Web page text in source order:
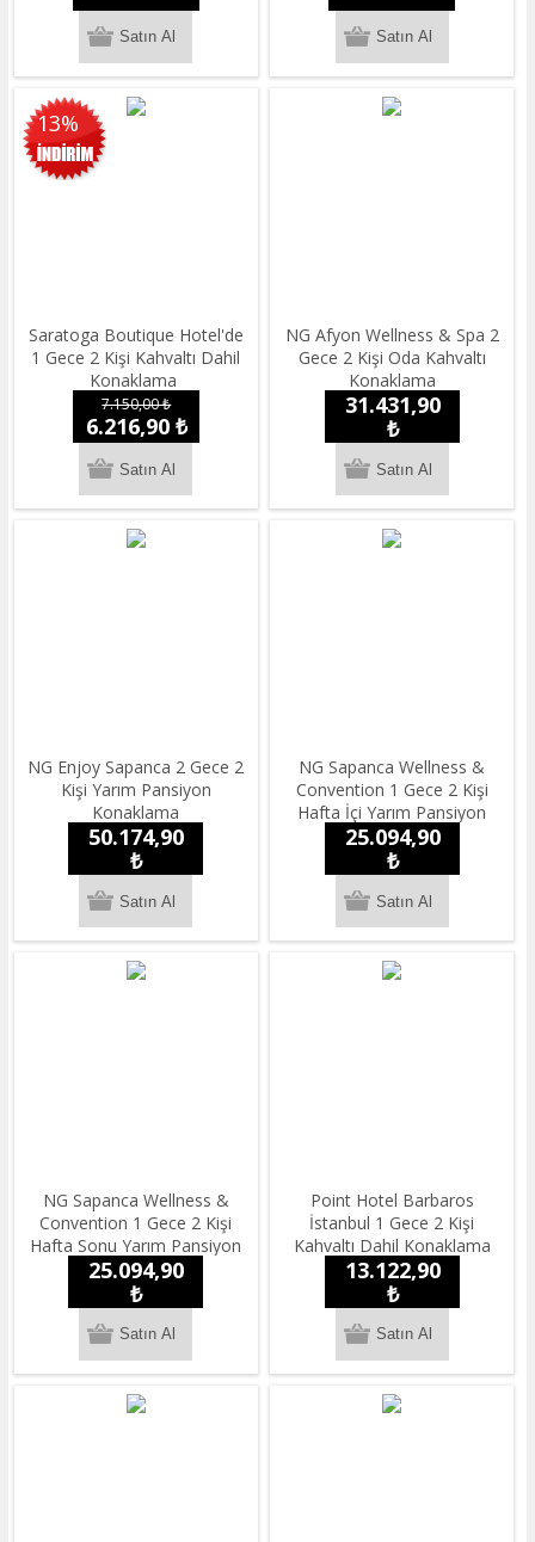
13%
Saratoga Boutique Hotel'de
1 Gece 2 Kişi Kahvaltı Dahil
Konaklama
7.150,00 ₺
6.216,90 ₺
NG Afyon Wellness & Spa 2
Gece 2 Kişi Oda Kahvaltı
Konaklama
31.431,90
₺
NG Enjoy Sapanca 2 Gece 2
Kişi Yarım Pansiyon
Konaklama
50.174,90
₺
NG Sapanca Wellness &
Convention 1 Gece 2 Kişi
Hafta İçi Yarım Pansiyon
Konaklama
25.094,90
₺
NG Sapanca Wellness &
Convention 1 Gece 2 Kişi
Hafta Sonu Yarım Pansiyon
Konaklama
25.094,90
₺
Point Hotel Barbaros
İstanbul 1 Gece 2 Kişi
Kahvaltı Dahil Konaklama
13.122,90
₺